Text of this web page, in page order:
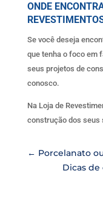
ONDE
Se você deseja
que tenha o foco em
seus projetos de
conosco.
Na Loja de
construção dos seus
← Porcelanato
Dicas